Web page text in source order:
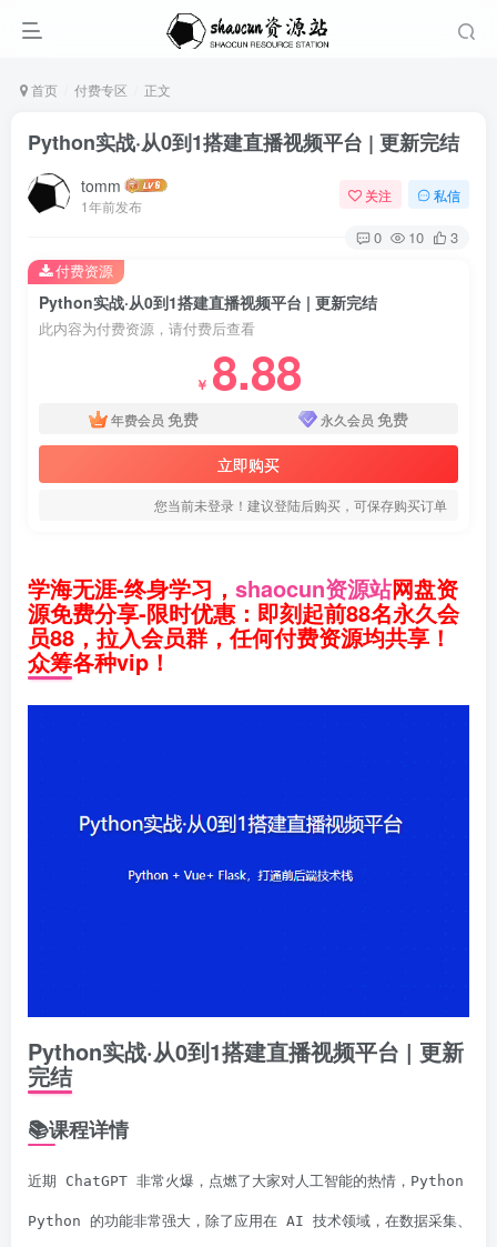
首页 付费专区 正文
Python实战·从0到1搭建直播视频平台 | 更新完结
tomm
1年前发布
关注 私信
0 10 3
Python实战·从0到1搭建直播视频平台 | 更新完结
此内容为付费资源，请付费后查看
￥ 8.88
年费会员 免费 永久会员 免费
立即购买
您当前未登录！建议登陆后购买，可保存购买订单
付费资源
学海无涯-终身学习， shaocun资源站网盘资
源免费分享-限时优惠：即刻起前88名永久会
员88，拉入会员群，任何付费资源均共享！
众筹各种vip！
Python实战·从0到1搭建直播视频平台 | 更新
完结
📚课程详情
近期 ChatGPT 非常火爆，点燃了大家对人工智能的热情，Python 作
Python 的功能非常强大，除了应用在 AI 技术领域，在数据采集、数